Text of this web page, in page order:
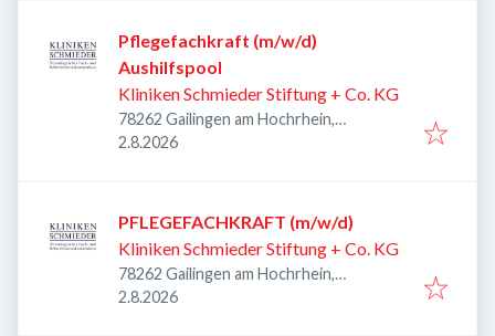
Pflegefachkraft (m/w/d)
Aushilfspool
Kliniken Schmieder Stiftung + Co. KG
78262 Gailingen am Hochrhein,
Deutschland
Veröffentlicht
2.8.2026
PFLEGEFACHKRAFT (m/w/d)
Kliniken Schmieder Stiftung + Co. KG
78262 Gailingen am Hochrhein,
Deutschland
Veröffentlicht
2.8.2026